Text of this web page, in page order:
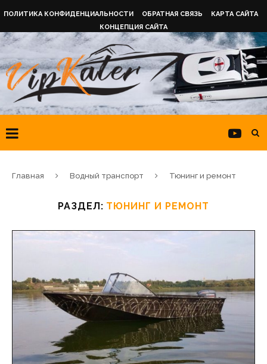
ПОЛИТИКА КОНФИДЕНЦИАЛЬНОСТИ ОБРАТНАЯ СВЯЗЬ
КАРТА САЙТА
КОНЦЕПЦИЯ САЙТА
Главная Водный транспорт Тюнинг и ремонт
РАЗДЕЛ: ТЮНИНГ И РЕМОНТ